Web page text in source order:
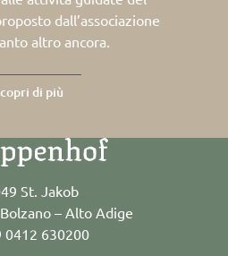
dall’associazione
altro ancora.
di più
St. Jakob
– Alto Adige
0412 630200